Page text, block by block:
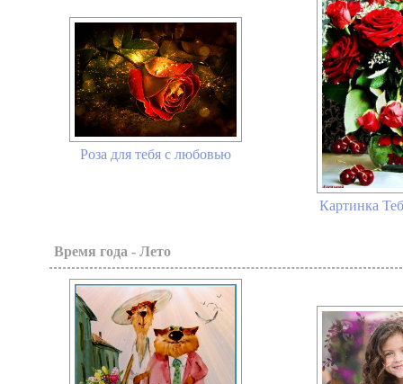
Роза для тебя с любовью
Картинка
Время года - Лето